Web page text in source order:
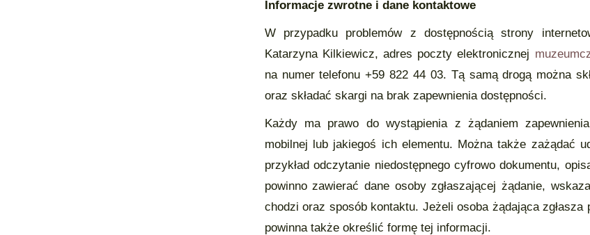
Informacje zwrotne i dane kontaktowe
W przypadku problemów z dostępnością strony
Katarzyna Kilkiewicz, adres poczty elektronicznej
na numer telefonu +59 822 44 03. Tą samą drogą można
oraz składać skargi na brak zapewnienia dostępności.
Każdy ma prawo do wystąpienia z żądaniem
mobilnej lub jakiegoś ich elementu. Można także zażądać
przykład odczytanie niedostępnego cyfrowo dokumentu,
powinno zawierać dane osoby zgłaszającej żądanie,
chodzi oraz sposób kontaktu. Jeżeli osoba żądająca
powinna także określić formę tej informacji.